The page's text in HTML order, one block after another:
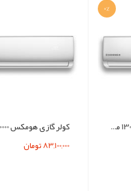
کولر گازی هومکس 13000 مدل HOMMEX H13CH-5015
0%
83,100,000 تومان